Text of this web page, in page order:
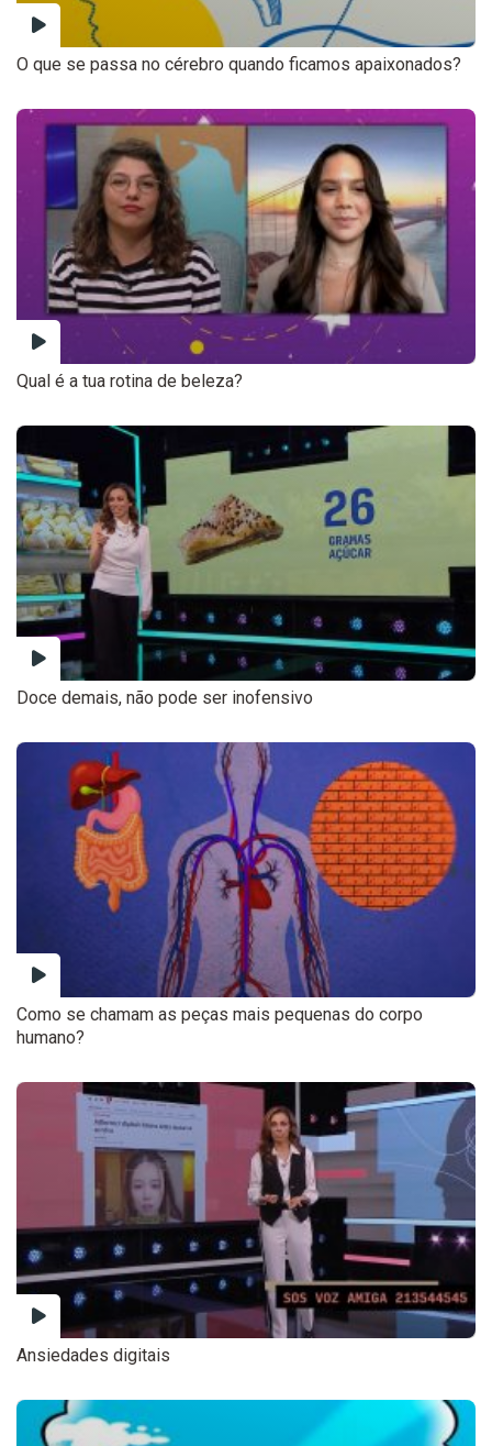
O que se passa no cérebro quando ficamos apaixonados?
Qual é a tua rotina de beleza?
Doce demais, não pode ser inofensivo
Como se chamam as peças mais pequenas do corpo
humano?
Ansiedades digitais